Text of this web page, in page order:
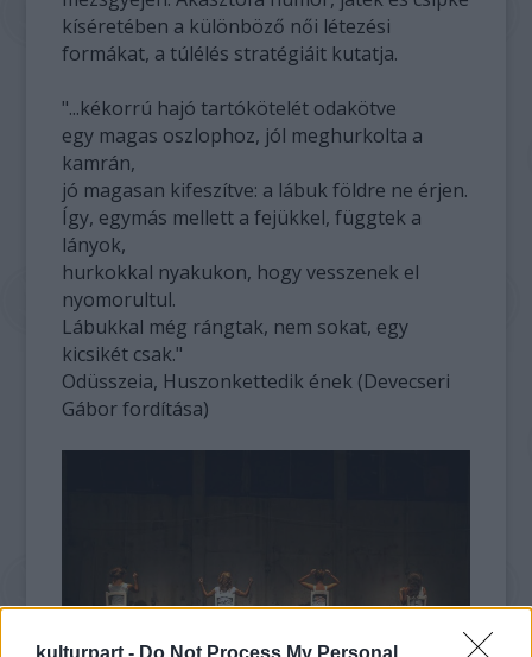
kulturpart - Do Not Process My Personal
kíséretében a különböző női létezési
formákat, a túlélés stratégiáit kutatja.
"...kékorrú hajó tartókötelét odakötve
egy magas oszlophoz, jól meghurkolta a
kamrán,
jó magasan kifeszítve: a lábuk földre ne érjen.
Így, egymás mellett a fejükkel, függtek a
lányok,
hurkokkal nyakukon, hogy vesszenek el
nyomorultul.
Lábukkal még rángtak, nem sokat, egy
kicsikét csak."
Odüsszeia, Huszonkettedik ének (Devecseri
Gábor fordítása)